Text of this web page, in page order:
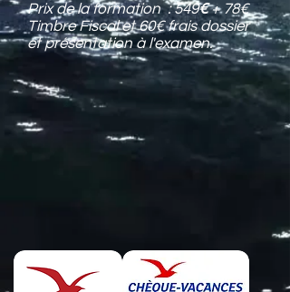
Prix de la formation : 549€+ 78€
Timbre Fiscalet 60€ frais dossier
et présentation à l'examen.